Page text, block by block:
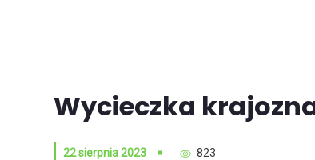
Wycieczka
22 sierpnia 2023 823